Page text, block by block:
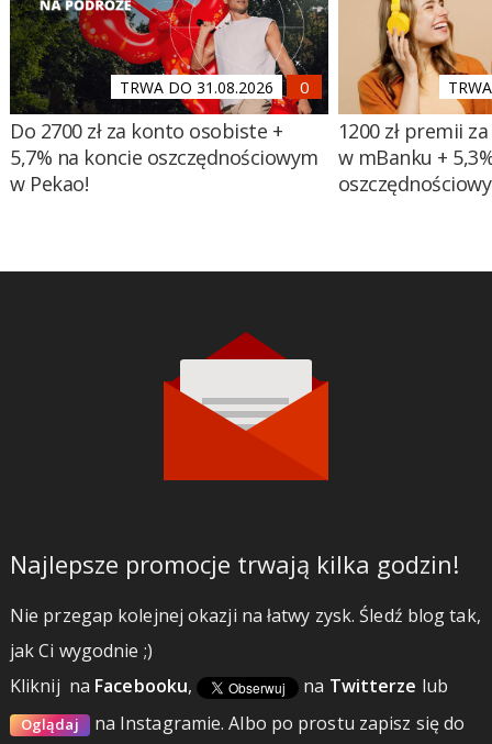
TRWA DO 31.08.2026
Do 2700 zł za konto osobiste +
5,7% na koncie oszczędnościowym
w Pekao!
1200 zł premii
w mBanku +
Najlepsze promocje trwają kilka godzin!
Nie przegap kolejnej okazji na łatwy zysk. Śledź blog tak,
jak Ci wygodnie ;)
Kliknij na Facebooku, na Twitterze lub
Oglądaj na Instagramie.Albo po prostu zapisz się do